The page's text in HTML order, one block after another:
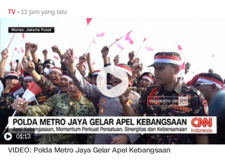
TV •12 jam yang lalu
01:13
VIDEO: Polda Metro Jaya Gelar Apel Kebangsaan